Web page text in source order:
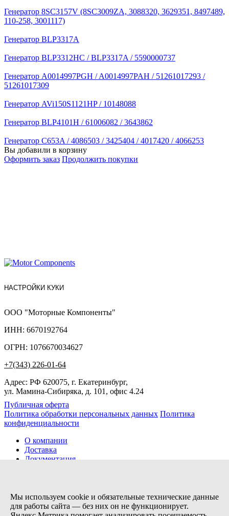
Генератор 8SC3157V (8SC3009ZA, 3088320, 3629351, 8497489,
110-258, 3001117)
Генератор BLP3317A
Генератор BLP3312HC / BLP3317A / 5590000737
Генератор A0014997PGH / A0014997PAH / 51261017293 /
51261017309
Генератор AVi150S1121HP / 10148088
Генератор BLP4101H / 61006082 / 3643862
Генератор C653A / 4086503 / 3425404 / 4017420 / 4066253
Вы добавили в корзину
Оформить заказ Продолжить покупки
НАСТРОЙКИ КУКИ
ООО "Моторные Компоненты"
ИНН: 6670192764
ОГРН: 1076670034627
+7(343) 226-01-64
Адрес: РФ 620075, г. Екатеринбург,
ул. Мамина-Сибиряка, д. 101, офис 4.24
Публичная оферта
Политика обработки персональных данных Политика
конфиденциальности
О компании
Доставка
Документация
Контакты
Мы используем cookie и обязательные технические данные
для работы сайта — без них он не функционирует.